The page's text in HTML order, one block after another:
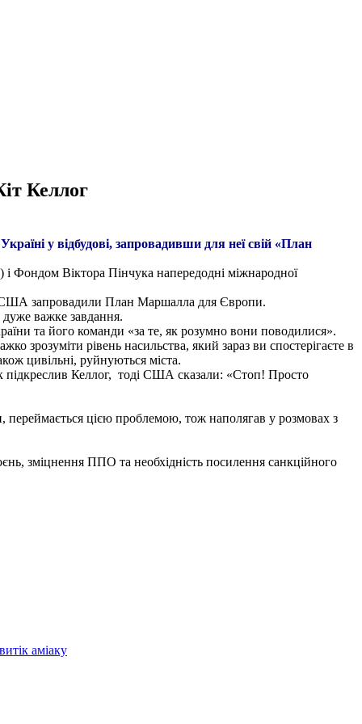
Келлог
у відбудові, запровадивши для неї свій «План
і Фондом Віктора Пінчука напередодні міжнародної
США запровадили План Маршалла для Європи.
важке завдання.
та його команди «за те, як розумно вони поводилися».
рівень насильства, який зараз ви спостерігаєте в
цивільні, руйнуються міста.
підкреслив Келлог, тоді США сказали: «Стоп! Просто
цією проблемою, тож наполягав у розмовах з
зміцнення ППО та необхідність посилення санкційного
аміаку